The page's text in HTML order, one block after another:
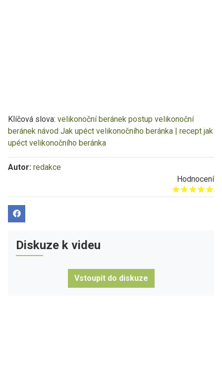
Klíčová slova: velikonoční beránek postup velikonoční
beránek návod Jak upéct velikonočního beránka | recept jak
upéct velikonočního beránka
Autor: redakce
Hodnocení
Give it 1/5
Give it 2/5
Give it 3/5
Give it 4/5
Give it 5/5
Diskuze k videu
Vstoupit do diskuze